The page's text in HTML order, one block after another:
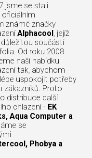
jsme se stali
známé značky
Alphacool, jejíž
součástí
Od roku 2008
naší nabídku
tak, abychom
uspokojit potřeby
zákazníků. Proto
distribuce další
chlazení - EK
Aqua Computer a
se
Phobya a